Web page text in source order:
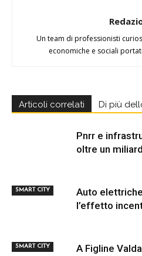
Un team di professionisti
economiche e sociali
Articoli correlati Di più
SMART CITY
Pnrr e
oltre un
SMART CITY
Auto
l’effetto
A Figline